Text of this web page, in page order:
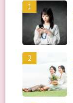
1
2